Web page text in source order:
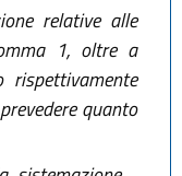
relative alle
1, oltre a
quanto